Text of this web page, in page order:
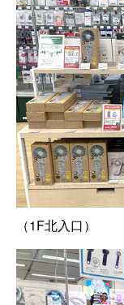
（1F北入口）